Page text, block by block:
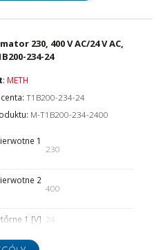
230, 400 V AC/24 V AC,
234-24
: METH
T1B200-234-24
M-T1B200-234-2400
1
230
2
400
1 [V] 24